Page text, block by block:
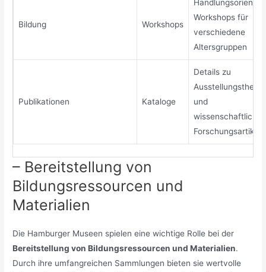
Bildung Workshops
Workshops für
verschiedene
Altersgruppen
Publikationen Kataloge
Details zu
und
Forschungsartikeln
– Bereitstellung von
Bildungsressourcen und
Materialien
Die Hamburger Museen spielen eine wichtige Rolle bei der
Bereitstellung von Bildungsressourcen und Materialien.
Durch ihre umfangreichen Sammlungen bieten sie wertvolle